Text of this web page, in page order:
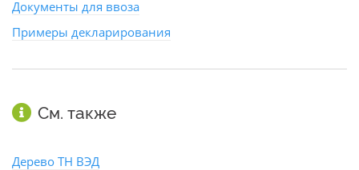
Документы для ввоза
Примеры декларирования
См. также
Дерево ТН ВЭД